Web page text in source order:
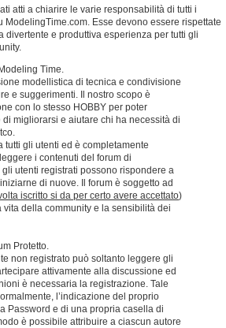
atti a chiarire le varie responsabilità di tutti i
ModelingTime.com. Esse devono essere rispettate
divertente e produttiva esperienza per tutti gli
Time.
modellistica di tecnica e condivisione
e suggerimenti. Il nostro scopo è
con lo stesso HOBBY per poter
migliorarsi e aiutare chi ha necessità di
tutti gli utenti ed è completamente
i contenuti del forum di
utenti registrati possono rispondere a
di nuove. Il forum è soggetto ad
iscritto si da per certo avere accettato)
della community e la sensibilità dei
Protetto.
non registrato può soltanto leggere gli
attivamente alla discussione ed
è necessaria la registrazione. Tale
l’indicazione del proprio
Password e di una propria casella di
è possibile attribuire a ciascun autore